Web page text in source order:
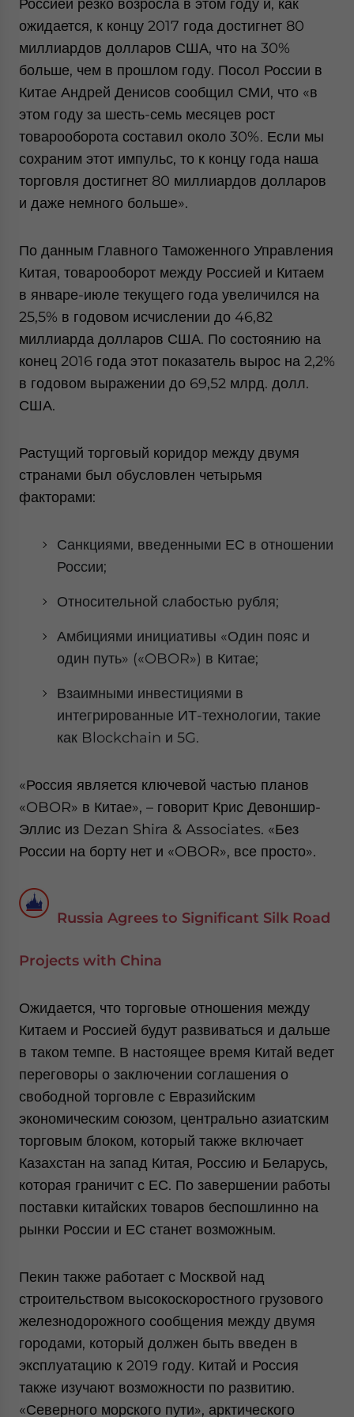
Россией резко возросла в этом году и, как
ожидается, к концу 2017 года достигнет 80
миллиардов долларов США, что на 30%
больше, чем в прошлом году. Посол России в
Китае Андрей Денисов сообщил СМИ, что «в
этом году за шесть-семь месяцев рост
товарооборота составил около 30%. Если мы
сохраним этот импульс, то к концу года наша
торговля достигнет 80 миллиардов долларов
и даже немного больше».
По данным Главного Таможенного Управления
Китая, товарооборот между Россией и Китаем
в январе-июле текущего года увеличился на
25,5% в годовом исчислении до 46,82
миллиарда долларов США. По состоянию на
конец 2016 года этот показатель вырос на 2,2%
в годовом выражении до 69,52 млрд. долл.
США.
Растущий торговый коридор между двумя
странами был обусловлен четырьмя
факторами:
Санкциями, введенными ЕС в отношении
России;
Относительной слабостью рубля;
Амбициями инициативы «Один пояс и
один путь» («OBOR») в Китае;
Взаимными инвестициями в
интегрированные ИТ-технологии, такие
как Blockchain и 5G.
«Россия является ключевой частью планов
«OBOR» в Китае», – говорит Крис Девоншир-
Эллис из Dezan Shira & Associates. «Без
России на борту нет и «OBOR», все просто».
Russia Agrees to Significant Silk Road
Projects with China
Ожидается, что торговые отношения между
Китаем и Россией будут развиваться и дальше
в таком темпе. В настоящее время Китай ведет
переговоры о заключении соглашения о
свободной торговле с Евразийским
экономическим союзом, центрально азиатским
торговым блоком, который также включает
Казахстан на запад Китая, Россию и Беларусь,
которая граничит с ЕС. По завершении работы
поставки китайских товаров беспошлинно на
рынки России и ЕС станет возможным.
Пекин также работает с Москвой над
строительством высокоскоростного грузового
железнодорожного сообщения между двумя
городами, который должен быть введен в
эксплуатацию к 2019 году. Китай и Россия
также изучают возможности по развитию.
«Северного морского пути», арктического
- case sensitive